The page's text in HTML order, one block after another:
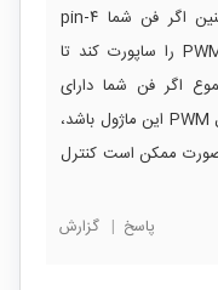
شود و نه PWM واقعی (. همچنین اگر فن شما ۴‑pin
PWM باشد، ماژول باید ورودی PWM را ساپورت کند تا
اگر فن شما دارای
کانکتور و مشخصات سازگار با کنترل PWM این ماژول باشد،
ممکن است کنترل
پاسخ | گزارش